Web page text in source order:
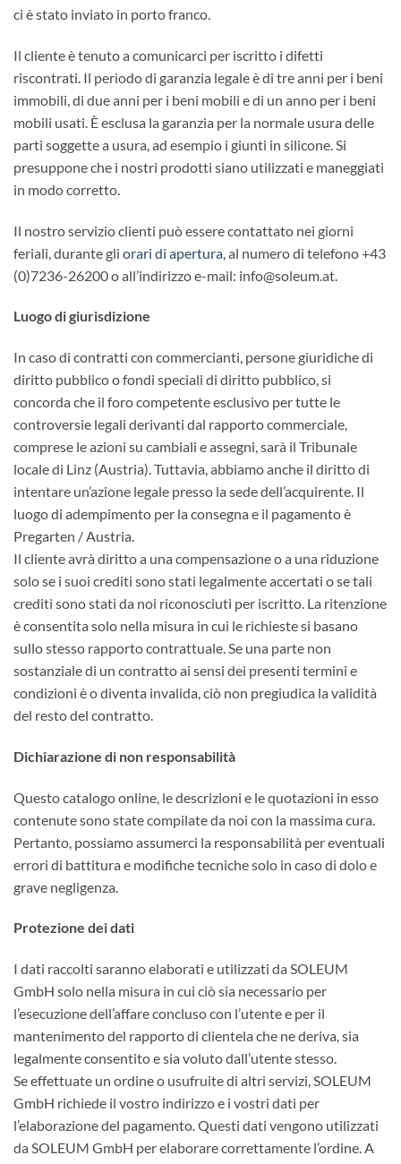
ci è stato inviato in porto franco.
Il cliente è tenuto a comunicarci per iscritto i difetti
riscontrati. Il periodo di garanzia legale è di tre anni per i beni
immobili, di due anni per i beni mobili e di un anno per i beni
mobili usati. È esclusa la garanzia per la normale usura delle
parti soggette a usura, ad esempio i giunti in silicone. Si
presuppone che i nostri prodotti siano utilizzati e maneggiati
in modo corretto.
Il nostro servizio clienti può essere contattato nei giorni
feriali, durante gli orari di apertura , al numero di telefono +43
(0)7236-26200 o all’indirizzo e-mail: info@soleum.at.
Luogo di giurisdizione
In caso di contratti con commercianti, persone giuridiche di
diritto pubblico o fondi speciali di diritto pubblico, si
concorda che il foro competente esclusivo per tutte le
controversie legali derivanti dal rapporto commerciale,
comprese le azioni su cambiali e assegni, sarà il Tribunale
locale di Linz (Austria). Tuttavia, abbiamo anche il diritto di
intentare un’azione legale presso la sede dell’acquirente. Il
luogo di adempimento per la consegna e il pagamento è
Pregarten / Austria.
Il cliente avrà diritto a una compensazione o a una riduzione
solo se i suoi crediti sono stati legalmente accertati o se tali
crediti sono stati da noi riconosciuti per iscritto. La ritenzione
è consentita solo nella misura in cui le richieste si basano
sullo stesso rapporto contrattuale. Se una parte non
sostanziale di un contratto ai sensi dei presenti termini e
condizioni è o diventa invalida, ciò non pregiudica la validità
del resto del contratto.
Dichiarazione di non responsabilità
Questo catalogo online, le descrizioni e le quotazioni in esso
contenute sono state compilate da noi con la massima cura.
Pertanto, possiamo assumerci la responsabilità per eventuali
errori di battitura e modifiche tecniche solo in caso di dolo e
grave negligenza.
Protezione dei dati
I dati raccolti saranno elaborati e utilizzati da SOLEUM
GmbH solo nella misura in cui ciò sia necessario per
l’esecuzione dell’affare concluso con l’utente e per il
mantenimento del rapporto di clientela che ne deriva, sia
legalmente consentito e sia voluto dall’utente stesso.
Se effettuate un ordine o usufruite di altri servizi, SOLEUM
GmbH richiede il vostro indirizzo e i vostri dati per
l’elaborazione del pagamento. Questi dati vengono utilizzati
da SOLEUM GmbH per elaborare correttamente l’ordine. A